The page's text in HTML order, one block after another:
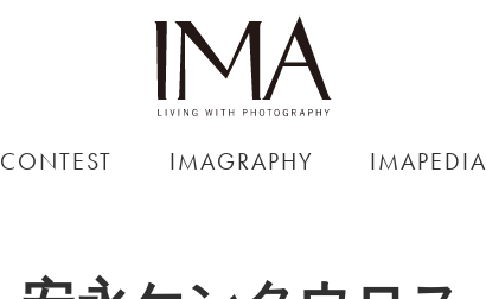
CONTEST IMAGRAPHY IMAPEDIA